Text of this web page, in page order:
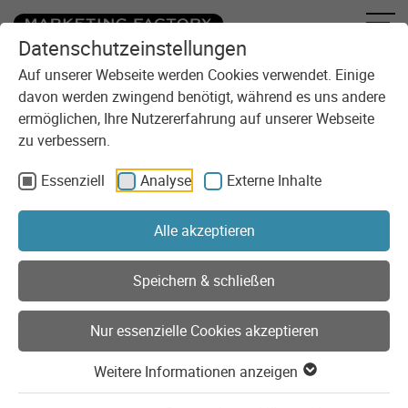
Datenschutzeinstellungen
Auf unserer Webseite werden Cookies verwendet. Einige
davon werden zwingend benötigt, während es uns andere
ermöglichen, Ihre Nutzererfahrung auf unserer Webseite
zu verbessern.
Essenziell
Analyse Externe Inhalte
Alle akzeptieren
Speichern & schließen
Nur essenzielle Cookies akzeptieren
Weitere Informationen anzeigen
Zum Inhalt springen
Sie sind here:
CasaWella – die Inspiration für
Ihr Zuhause
Auf casawella.de konnten Kunden sich von den